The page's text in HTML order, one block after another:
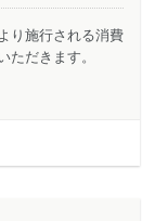
り施行される消費
だきます。